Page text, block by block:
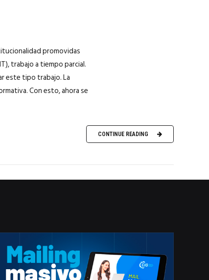
promovidas
trabajo a tiempo parcial.
este tipo trabajo. La
Con esto, ahora se
CONTINUE READING